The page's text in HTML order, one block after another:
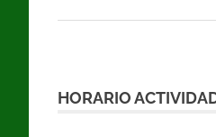
HORARIO